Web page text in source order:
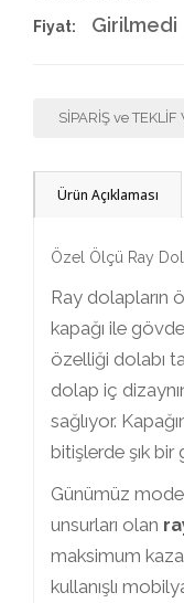
Fiyat: Girilmedi
SİPARİŞ ve TEKLİF
Ürün Açıklaması
Özel Ölçü Ray
Ray dolapların
kapağı ile
özelliği dolabı
dolap iç
sağlıyor.
bitişlerde şık bir
Günümüz
unsurları olan
maksimum
kullanışlı